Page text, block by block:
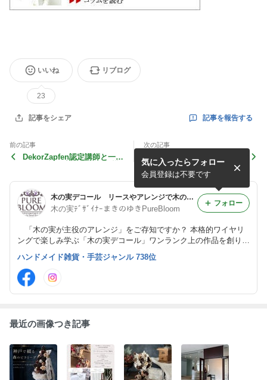
いいね
23
リブログ
記事をシェア 記事を報告する
前の記事
DekorZapfen認定講師と一緒
次の記事
”オーダー品 ナチュラルシ
ックなショッププレート”
木の実デコール リースやアレンジで木の実のある暮らしを楽しむ＠横浜・東京恵比寿PureBloom
木の実ﾃﾞｻﾞｲﾅｰまきのゆきPureBloom
「木の実が主役のアレンジ」をご存知ですか？ 本格的ワイヤリ
ングで楽しみ学ぶ「木の実デコール」ワンランク上の作品を創り出
す時間は充実感を与えてくれます。 横浜・戸塚
で木の実とスパイスのアレンジメント教室を主宰しています。
気に入ったらフォロー
会員登録は不要です
フォロー
ハンドメイド雑貨・手芸ジャンル 738位
最近の画像つき記事